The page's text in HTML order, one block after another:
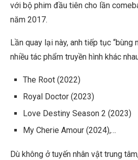
với bộ phim đầu tiên cho lần
năm 2017.
Lần quay lại này, anh tiếp tục “bùng
nhiều tác phẩm truyền hình khác
The Root (2022)
Royal Doctor (2023)
Love Destiny Season 2 (2023)
My Cherie Amour (2024),…
Dù không ở tuyến nhân vật trung